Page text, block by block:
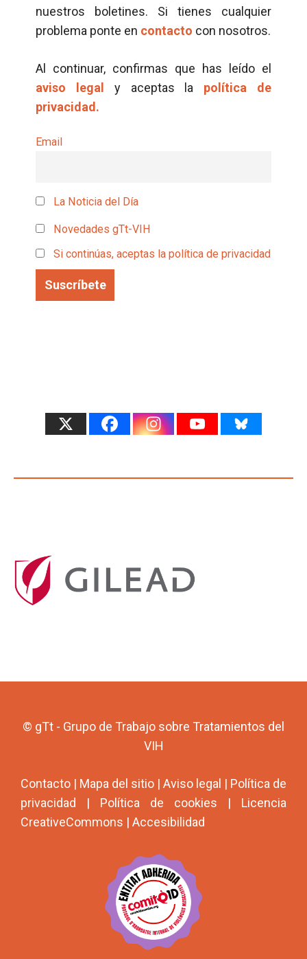
nuestros boletines. Si tienes cualquier
problema ponte en contacto con nosotros.
Al continuar, confirmas que has leído el
aviso legal
y aceptas la política de
privacidad.
Email
La Noticia del Día
Novedades gTt-VIH
Si continúas, aceptas la política de privacidad
© gTt - Grupo de Trabajo sobre Tratamientos del
VIH
Contacto | Mapa del sitio | Aviso legal | Política de
privacidad | Política de cookies | Licencia
CreativeCommons | Accesibilidad